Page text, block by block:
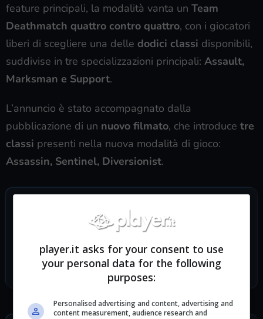
feature principali, la modalità vanta un Team
Deathmatch quattro contro quattro, con i giocatori
liberi di scegliere una delle dodici classi disponibili,
suddivise in tre specializzazioni principali: Assault,
Marksman e Support.
L’annuncio è stato accompagnato dalla
pubblicazione di un nuovo filmato, che introduce tre
classi presenti nella nuova modalità di gioco:
Assassin, Sentinel, Diversionist.
Telegram
Discord
Facebook
player.it asks for your consent to use
your personal data for the following
purposes:
Personalised advertising and content, advertising and
content measurement, audience research and